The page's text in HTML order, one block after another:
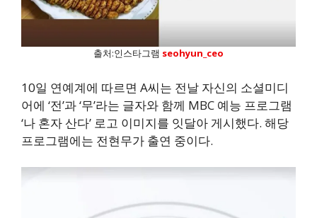
출처:인스타그램 seohyun_ceo
10일 연예계에 따르면 A씨는 전날 자신의 소셜미디
어에 ‘전’과 ‘무’라는 글자와 함께 MBC 예능 프로그램
‘나 혼자 산다’ 로고 이미지를 잇달아 게시했다. 해당
프로그램에는 전현무가 출연 중이다.